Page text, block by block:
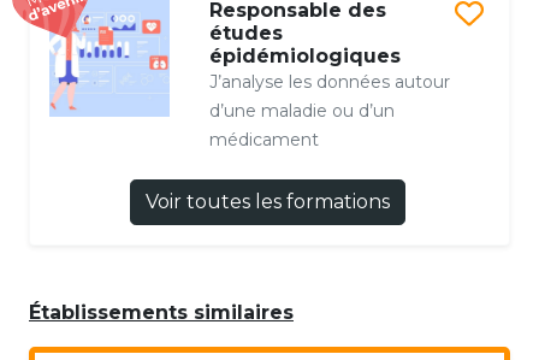
Responsable des
études
épidémiologiques
J’analyse les données autour
d’une maladie ou d’un
médicament
Voir toutes les formations
Établissements similaires